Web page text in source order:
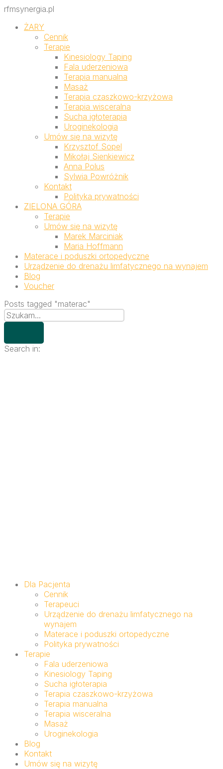
rfmsynergia.pl
ŻARY
Cennik
Terapie
Kinesiology Taping
Fala uderzeniowa
Terapia manualna
Masaż
Terapia czaszkowo-krzyżowa
Terapia wisceralna
Sucha igłoterapia
Uroginekologia
Umów się na wizytę
Krzysztof Sopel
Mikołaj Sienkiewicz
Anna Polus
Sylwia Powróżnik
Kontakt
Polityka prywatności
ZIELONA GÓRA
Terapie
Umów się na wizytę
Marek Marciniak
Maria Hoffmann
Materace i poduszki ortopedyczne
Urządzenie do drenażu limfatycznego na wynajem
Blog
Voucher
Posts tagged "materac"
Search in:
Dla Pacjenta
Cennik
Terapeuci
Urządzenie do drenażu limfatycznego na
wynajem
Materace i poduszki ortopedyczne
Polityka prywatności
Terapie
Fala uderzeniowa
Kinesiology Taping
Sucha igłoterapia
Terapia czaszkowo-krzyżowa
Terapia manualna
Terapia wisceralna
Masaż
Uroginekologia
Blog
Kontakt
Umów się na wizytę